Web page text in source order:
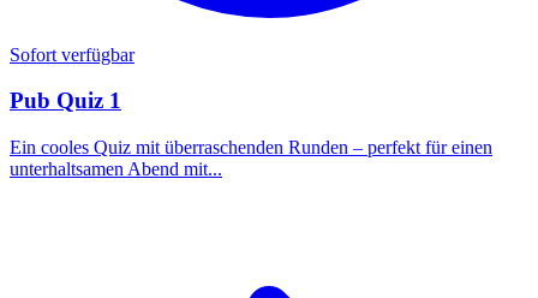
Sofort verfügbar
Pub Quiz 1
Ein cooles Quiz mit überraschenden Runden – perfekt für einen
unterhaltsamen Abend mit...